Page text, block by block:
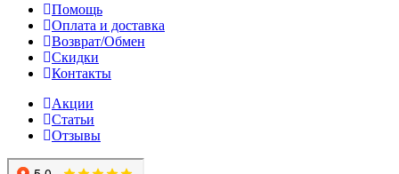
Помощь
Оплата и доставка
Возврат/Обмен
Скидки
Контакты
Акции
Статьи
Отзывы